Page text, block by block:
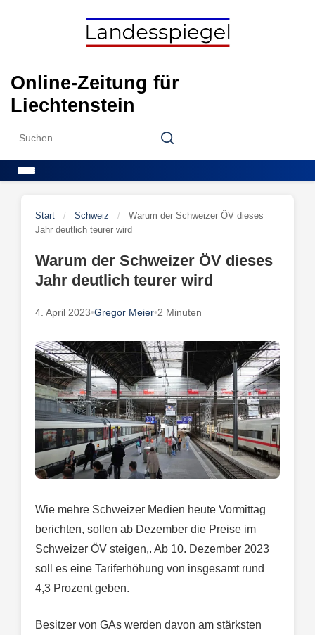
Online-Zeitung für
Liechtenstein
Search
Search
Start / Schweiz /
Warum der Schweizer ÖV dieses
Jahr deutlich teurer wird
Warum der Schweizer ÖV dieses
Jahr deutlich teurer wird
4. April 2023•Gregor Meier•2 Minuten
Wie mehre Schweizer Medien heute Vormittag
berichten, sollen ab Dezember die Preise im
Schweizer ÖV steigen,. Ab 10. Dezember 2023
soll es eine Tariferhöhung von insgesamt rund
4,3 Prozent geben.
Besitzer von GAs werden davon am stärksten